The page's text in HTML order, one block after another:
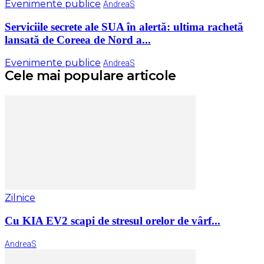
Evenimente publice AndreaS
Serviciile secrete ale SUA în alertă: ultima rachetă
lansată de Coreea de Nord a...
Evenimente publice AndreaS
Cele mai populare articole
Zilnice
Cu KIA EV2 scapi de stresul orelor de vârf...
AndreaS